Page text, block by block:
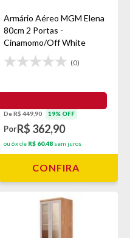
Armário Aéreo MGM Elena
80cm 2 Portas -
Cinamomo/Off White
(0)
De R$ 449,90 19% OFF
PorR$ 362,90
ou 6x de R$ 60,48 sem juros
CONFIRA